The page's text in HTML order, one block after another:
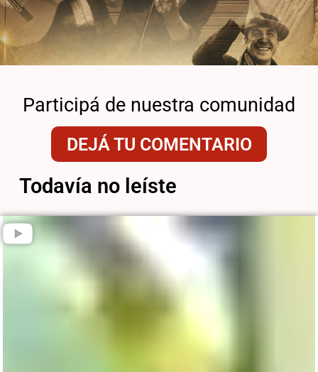
Participá de nuestra comunidad
DEJÁ TU COMENTARIO
Todavía no leíste